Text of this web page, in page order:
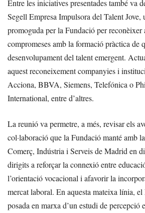
Entre les iniciatives presentades també va
Segell Empresa Impulsora del Talent Jove,
promoguda per la Fundació per reconèixer
compromeses amb la formació pràctica de
desenvolupament del talent emergent.
aquest reconeixement companyies i
Acciona, BBVA, Siemens, Telefónica o
International, entre d’altres.
La reunió va permetre, a més, revisar els
col·laboració que la Fundació manté amb
Comerç, Indústria i Serveis de Madrid en
dirigits a reforçar la connexió entre
l’orientació vocacional i afavorir la
mercat laboral. En aquesta mateixa línia,
posada en marxa d’un estudi de percepció